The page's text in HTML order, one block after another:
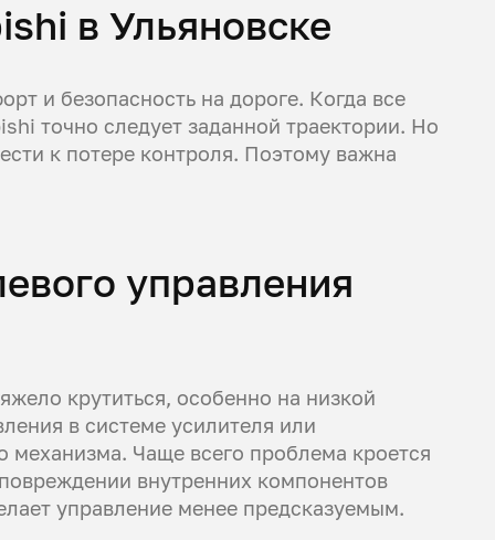
в Ульяновске
и безопасность на дороге. Когда все
точно следует заданной траектории. Но
к потере контроля. Поэтому важна
управления
крутиться, особенно на низкой
в системе усилителя или
механизма. Чаще всего проблема кроется
внутренних компонентов
управление менее предсказуемым.